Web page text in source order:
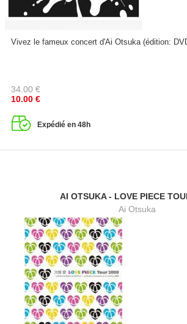
Vivez le fameux concert d'Ai Otsuka (édition:
34.00 €
10.00 €
Expédié en 48h
AI OTSUKA - LOVE PIECE
Ai Otsuka